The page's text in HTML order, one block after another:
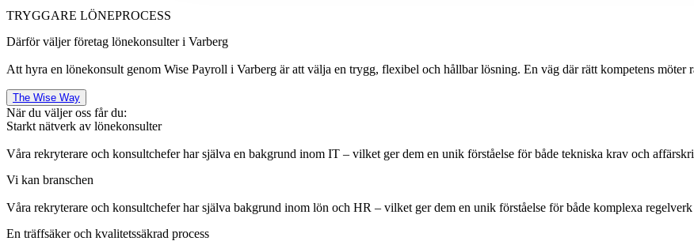
TRYGGARE LÖNEPROCESS
Därför väljer företag lönekonsulter i Varberg
Att hyra en lönekonsult genom Wise Payroll i Varberg är att välja en trygg, flexibel och hållbar lösning. En väg där rätt kompetens
The Wise Way
När du väljer oss får du:
Starkt nätverk av lönekonsulter
Våra rekryterare och konsultchefer har själva en bakgrund inom IT – vilket ger dem en unik förståelse för både tekniska krav och
Vi kan branschen
Våra rekryterare och konsultchefer har själva bakgrund inom lön och HR – vilket ger dem en unik förståelse för både komplexa
En träffsäker och kvalitetssäkrad process